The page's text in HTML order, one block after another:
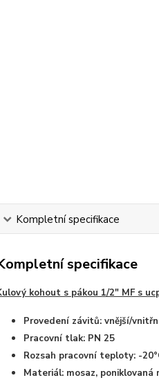
Kompletní specifikace
specifikace
kohout s pákou 1/2" MF s
Provedení závitů: vnější/
Pracovní tlak: PN 25
Rozsah pracovní teploty: -
Materiál: mosaz, poniklovaná